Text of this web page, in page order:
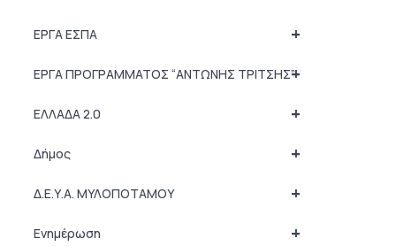
+
ΕΡΓΑ ΕΣΠΑ
+
ΕΡΓΑ ΠΡΟΓΡΑΜΜΑΤΟΣ “ΑΝΤΩΝΗΣ ΤΡΙΤΣΗΣ”
+
ΕΛΛΑΔΑ 2.0
+
Δήμος
+
Δ.Ε.Υ.Α. ΜΥΛΟΠΟΤΑΜΟΥ
+
Ενημέρωση